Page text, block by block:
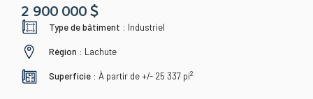
2 900 000 $
Type de bâtiment : Industriel
Région : Lachute
Superficie : À partir de +/- 25 337 pi2